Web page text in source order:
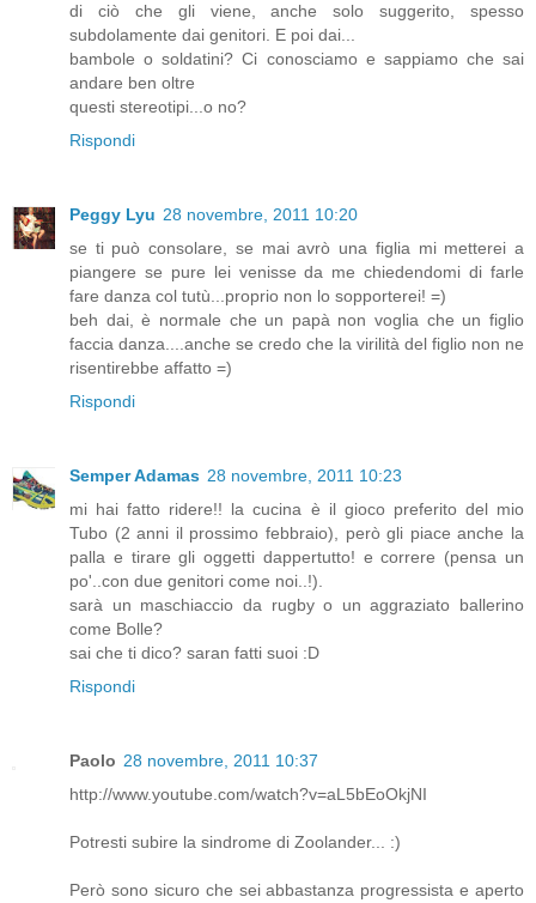
di ciò che gli viene, anche solo suggerito, spesso
subdolamente dai genitori. E poi dai...
bambole o soldatini? Ci conosciamo e sappiamo che sai
andare ben oltre
questi stereotipi...o no?
Rispondi
Peggy Lyu 28 novembre, 2011 10:20
se ti può consolare, se mai avrò una figlia mi metterei a
piangere se pure lei venisse da me chiedendomi di farle
fare danza col tutù...proprio non lo sopporterei! =)
beh dai, è normale che un papà non voglia che un figlio
faccia danza....anche se credo che la virilità del figlio non ne
risentirebbe affatto =)
Rispondi
Semper Adamas 28 novembre, 2011 10:23
mi hai fatto ridere!! la cucina è il gioco preferito del mio
Tubo (2 anni il prossimo febbraio), però gli piace anche la
palla e tirare gli oggetti dappertutto! e correre (pensa un
po'..con due genitori come noi..!).
sarà un maschiaccio da rugby o un aggraziato ballerino
come Bolle?
sai che ti dico? saran fatti suoi :D
Rispondi
Paolo 28 novembre, 2011 10:37
http://www.youtube.com/watch?v=aL5bEoOkjNI
Potresti subire la sindrome di Zoolander... :)
Però sono sicuro che sei abbastanza progressista e aperto